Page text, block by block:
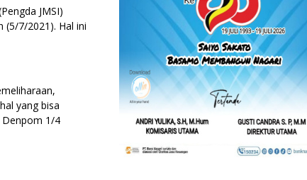
JMSI)
(5/7/2021). Hal ini
yang bisa
Denpom 1/4